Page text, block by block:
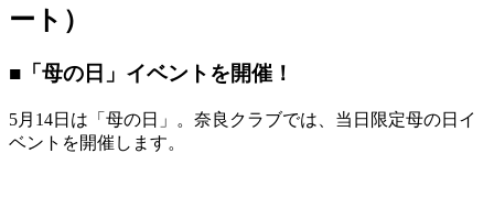
ート）
■「母の日」イベントを開催！
5月14日は「母の日」。奈良クラブでは、当日限定母の日イ
ベントを開催します。